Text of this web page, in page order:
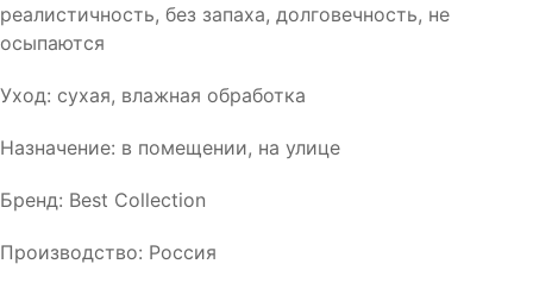
реалистичность, без запаха, долговечность, не
осыпаются
Уход: сухая, влажная обработка
Назначение: в помещении, на улице
Бренд: Best Collection
Производство: Россия